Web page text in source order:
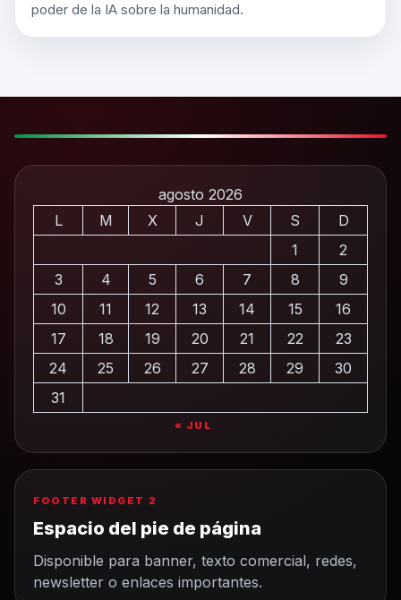
poder de la IA sobre la humanidad.
agosto 2026
L
M X J V S
D
1
2
3
4 5 6 7 8
9
10
11 12 13 14 15
16
17
18 19 20 21 22
23
24
25 26 27 28 29
30
31
« JUL
FOOTER WIDGET 2
Espacio del pie de página
Disponible para banner, texto comercial, redes,
newsletter o enlaces importantes.